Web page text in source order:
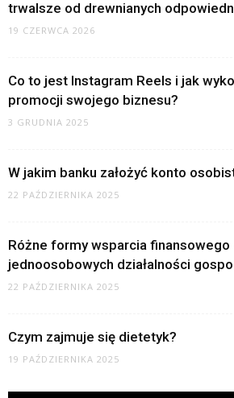
trwalsze od drewnianych
19 CZERWCA 2026
Co to jest Instagram Reels i jak
promocji swojego biznesu?
3 GRUDNIA 2025
W jakim banku założyć konto
22 PAŹDZIERNIKA 2025
Różne formy wsparcia finansowego
jednoosobowych działalności
22 PAŹDZIERNIKA 2025
Czym zajmuje się dietetyk?
19 PAŹDZIERNIKA 2025